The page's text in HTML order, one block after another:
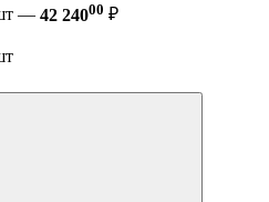
— 42 24000 ₽